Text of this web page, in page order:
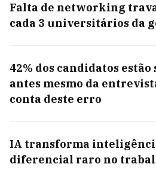
Falta de networking
cada 3 universitários da
42% dos candidatos
antes mesmo da
conta deste erro
IA transforma
diferencial raro no